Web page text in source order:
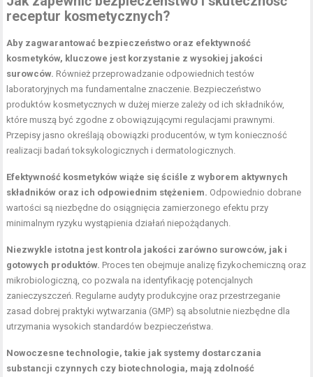
receptur kosmetycznych?
Aby zagwarantować bezpieczeństwo oraz efektywność
kosmetyków, kluczowe jest korzystanie z wysokiej jakości
surowców. Również przeprowadzanie odpowiednich testów
laboratoryjnych ma fundamentalne znaczenie. Bezpieczeństwo
produktów kosmetycznych w dużej mierze zależy od ich składników,
które muszą być zgodne z obowiązującymi regulacjami prawnymi.
Przepisy jasno określają obowiązki producentów, w tym konieczność
realizacji badań toksykologicznych i dermatologicznych.
Efektywność kosmetyków wiąże się ściśle z wyborem aktywnych
składników oraz ich odpowiednim stężeniem. Odpowiednio dobrane
wartości są niezbędne do osiągnięcia zamierzonego efektu przy
minimalnym ryzyku wystąpienia działań niepożądanych.
Niezwykle istotna jest kontrola jakości zarówno surowców, jak i
gotowych produktów. Proces ten obejmuje analizę fizykochemiczną oraz
mikrobiologiczną, co pozwala na identyfikację potencjalnych
zanieczyszczeń. Regularne audyty produkcyjne oraz przestrzeganie
zasad dobrej praktyki wytwarzania (GMP) są absolutnie niezbędne dla
utrzymania wysokich standardów bezpieczeństwa.
Nowoczesne technologie, takie jak systemy dostarczania
substancji czynnych czy biotechnologia, mają zdolność